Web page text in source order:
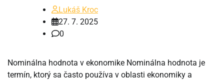
Lukáš Kroc
27. 7. 2025
0
Nominálna hodnota v ekonomike Nominálna hodnota je
termín, ktorý sa často používa v oblasti ekonomiky a